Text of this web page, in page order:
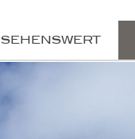
SEHENSWERT